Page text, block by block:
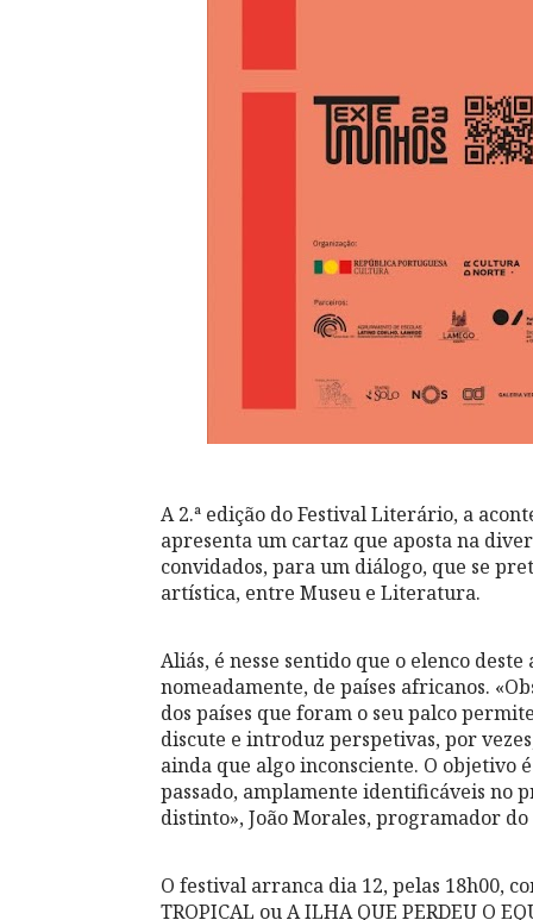
A 2.ª edição do Festival Literário, a
apresenta um cartaz que aposta na
convidados, para um diálogo, que se
artística, entre Museu e Literatura.
Aliás, é nesse sentido que o elenco
nomeadamente, de países africanos.
dos países que foram o seu palco
discute e introduz perspetivas, por
ainda que algo inconsciente. O objetivo
passado, amplamente identificáveis no
distinto», João Morales, programador do
O festival arranca dia 12, pelas 18h00,
TROPICAL ou A ILHA QUE PERDEU O